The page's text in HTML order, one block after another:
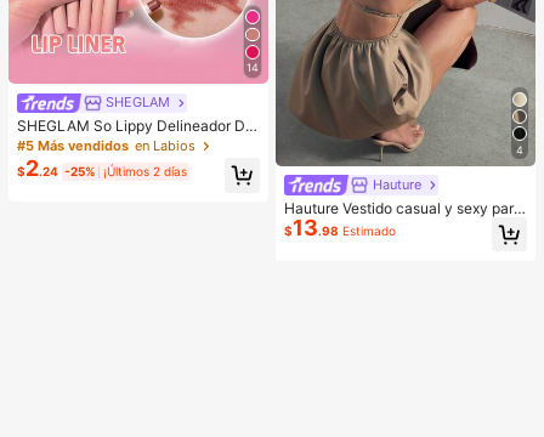
14
SHEGLAM
SHEGLAM So Lippy Delineador De
Labios-Misty Rose Lip Combo Mar
ca De Belleza CosméTica Maquillaj
e Para Mujeres Y NiñAs
#5 Más vendidos en Labios
$2.24 -25% ¡Últimos 2 días
4
Hauture
Hauture Vestido casual y sexy para
oficina con cuello cuadrado, delant
al frontal y bolsillos, con espalda ab
$13.98 Estimado